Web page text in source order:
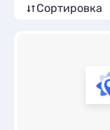
владельцев, отзывы.
Сортировка